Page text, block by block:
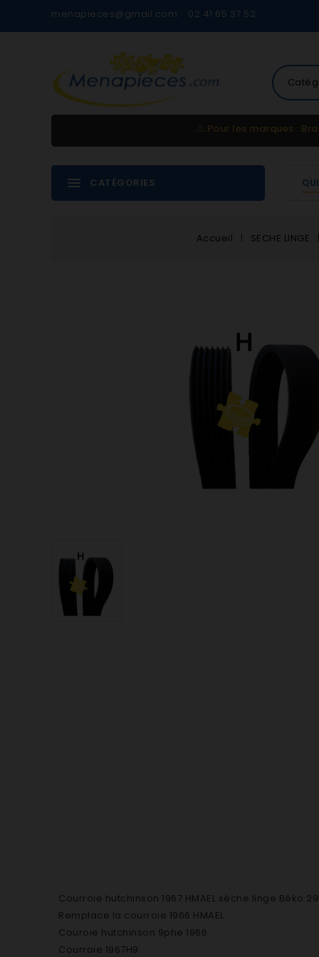
menapieces@gmail.com 02 41 65 37 52
⚠️ Pour les marques :
CATÉGORIES
Accueil SECHE LINGE
Courroie hutchinson 1967 HMAEL séche linge Béko
Remplace la courroie 1966 HMAEL
Couroie hutchinson 9phe 1966
Courroie 1967H9